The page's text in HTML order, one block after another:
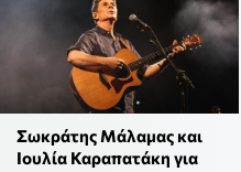
Σωκράτης Μάλαμας και
Ιουλία Καραπατάκη για